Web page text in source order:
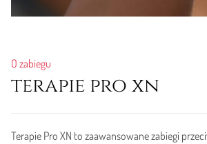
O zabiegu
terapie pro xn
Terapie Pro XN to zaawansowane zabiegi